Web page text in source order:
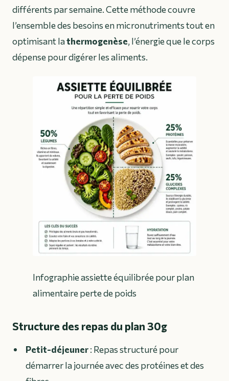
différents par semaine. Cette méthode couvre
l’ensemble des besoins en micronutriments tout en
optimisant lathermogenèse, l’énergie que le corps
dépense pour digérer les aliments.
Infographie assiette équilibrée pour plan
alimentaire perte de poids
Structure des repas du plan 30g
Petit-déjeuner: Repas structuré pour
démarrer la journée avec des protéines et des